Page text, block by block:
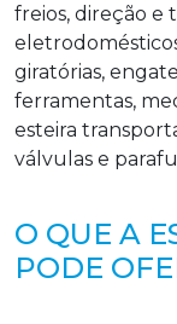
freios, direção e
giratórias,
ferramentas,
esteira
válvulas e
O QUE A
PODE